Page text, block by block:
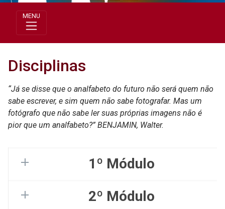
MENU
Disciplinas
“Já se disse que o analfabeto do futuro não será quem não
sabe escrever, e sim quem não sabe fotografar. Mas um
fotógrafo que não sabe ler suas próprias imagens não é
pior que um analfabeto?” BENJAMIN, Walter.
1º Módulo
2º Módulo